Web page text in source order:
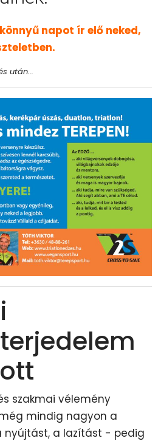
napot ír elő neked,
után...
szakmai vélemény
mindig nagyon a
nyújtást, a lazítást - pedig